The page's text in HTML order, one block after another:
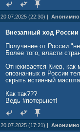
20.07.2025 (22:30) | Анонимно
Внезапный ход
Получение от России
Более того, власти
Отнекивается Киев, как
опознанных в России
скрыть истинный
Как так???
Ведь #потерьнет!
20.07.2025 (17:21) | Анонимно